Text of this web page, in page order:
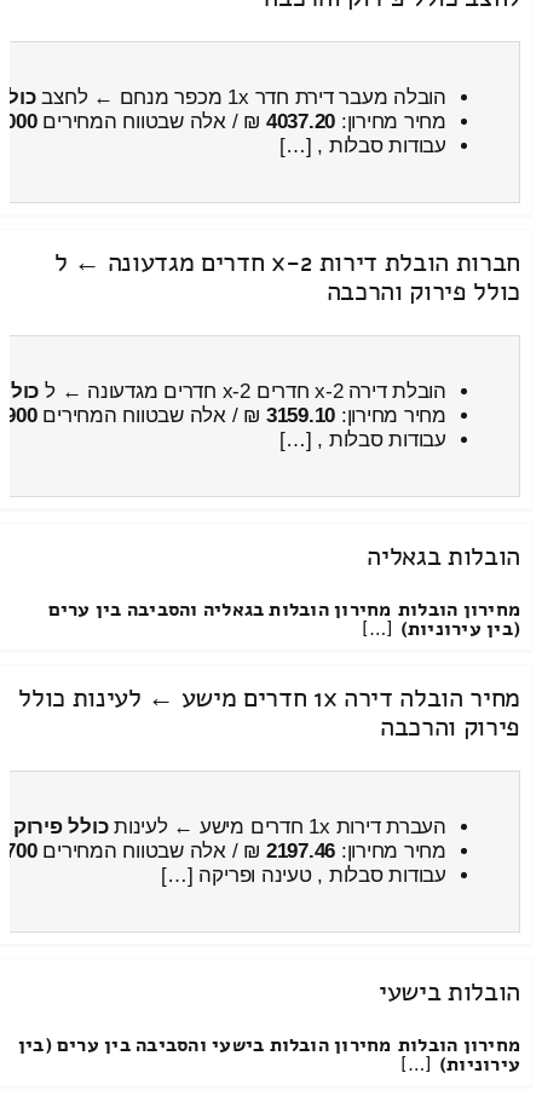
הובלה מעבר דירת חדר 1x מכפר מנחם ← לחצב
מחיר מחירון: 4037.20 ₪ / אלה שבטווח המחירים
עבודות סבלות , […]
חברות הובלת דירות 2-x חדרים מגדעונה ← ל
כולל פירוק והרכבה
הובלת דירה 2-x חדרים 2-x חדרים מגדעונה ← ל
מחיר מחירון: 3159.10 ₪ / אלה שבטווח המחירים
עבודות סבלות , […]
הובלות בגאליה
מחירון הובלות מחירון הובלות בגאליה והסביבה בין ערים
(בין עירוניות) […]
מחיר הובלה דירה 1x חדרים מישע ← לעינות כולל
פירוק והרכבה
העברת דירות 1x חדרים מישע ← לעינות
כולל פירוק
מחיר מחירון: 2197.46 ₪ / אלה שבטווח המחירים
עבודות סבלות , טעינה ופריקה […]
הובלות בישעי
מחירון הובלות מחירון הובלות בישעי והסביבה בין ערים (בין
עירוניות) […]